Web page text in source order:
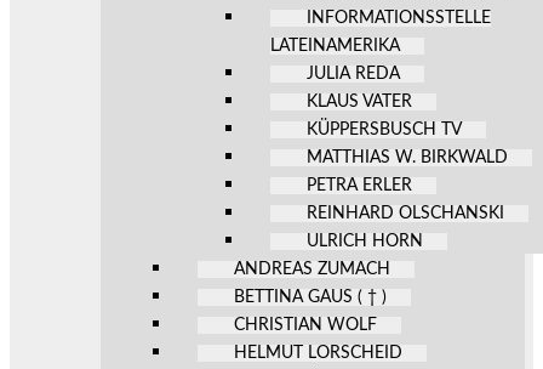
INFORMATIONSSTELLE
LATEINAMERIKA
JULIA REDA
KLAUS VATER
KÜPPERSBUSCH TV
MATTHIAS W. BIRKWALD
PETRA ERLER
REINHARD OLSCHANSKI
ULRICH HORN
ANDREAS ZUMACH
BETTINA GAUS ( † )
CHRISTIAN WOLF
HELMUT LORSCHEID